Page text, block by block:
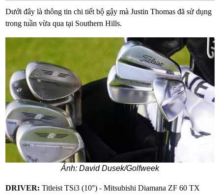
Dưới đây là thông tin chi tiết bộ gậy mà Justin Thomas đã sử dụng
trong tuần vừa qua tại Southern Hills.
Ảnh: David Dusek/Golfweek
DRIVER: Titleist TSi3 (10°) - Mitsubishi Diamana ZF 60 TX